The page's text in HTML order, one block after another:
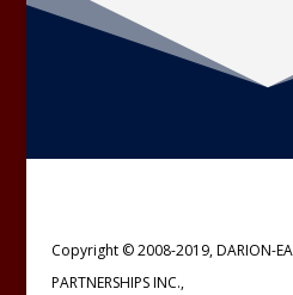
Copyright © 2008-2019, DARION-
PARTNERSHIPS INC.,